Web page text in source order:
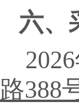
六、
2026
路388